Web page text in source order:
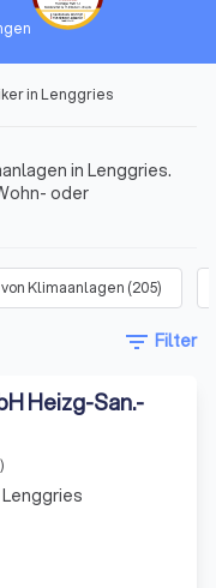
in Lenggries
in Lenggries.
oder
Klimaanlagen (205)
filter_list Filter
Heizg-San.-